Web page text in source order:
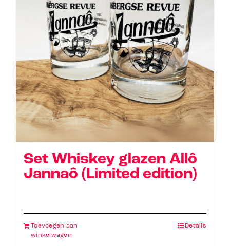
Set Whiskey glazen Allô
Jannaô (Limited edition)
Toevoegen aan
winkelwagen
Details